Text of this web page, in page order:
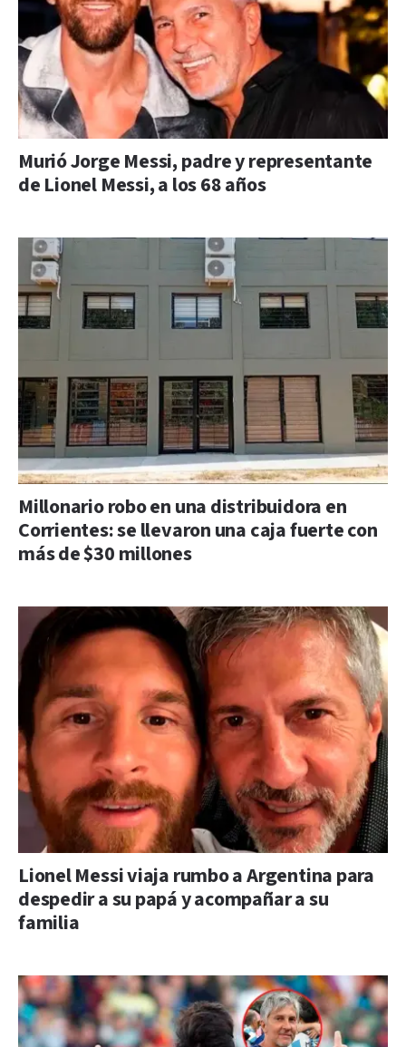
Murió Jorge Messi, padre y representante
de Lionel Messi, a los 68 años
Millonario robo en una distribuidora en
Corrientes: se llevaron una caja fuerte con
más de $30 millones
Lionel Messi viaja rumbo a Argentina para
despedir a su papá y acompañar a su
familia